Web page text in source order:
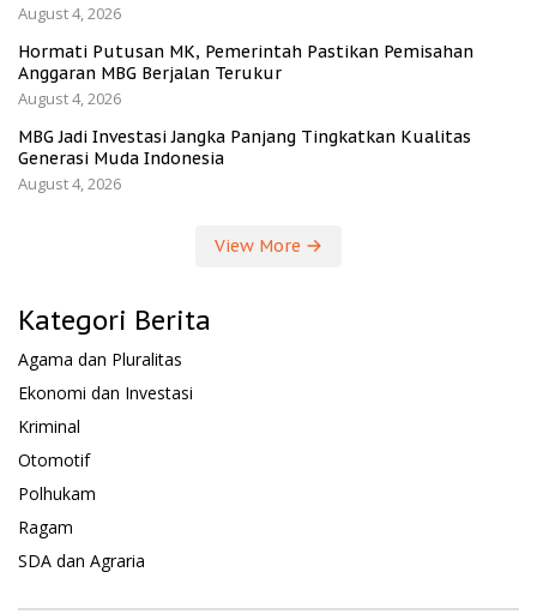
August 4, 2026
Hormati Putusan MK, Pemerintah Pastikan Pemisahan
Anggaran MBG Berjalan Terukur
August 4, 2026
MBG Jadi Investasi Jangka Panjang Tingkatkan Kualitas
Generasi Muda Indonesia
August 4, 2026
View More
Kategori Berita
Agama dan Pluralitas
Ekonomi dan Investasi
Kriminal
Otomotif
Polhukam
Ragam
SDA dan Agraria